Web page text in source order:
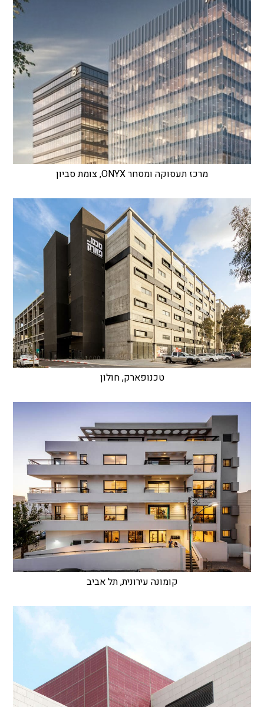
מרכז תעסוקה ומסחר ONYX, צומת סביון
טכנופארק, חולון
קומונה עירונית, תל אביב